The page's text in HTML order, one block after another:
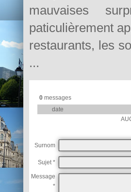
mauvaises
paticulièrement
restaurants, les
...
0messages
date
Surnom
Sujet *
Message
*